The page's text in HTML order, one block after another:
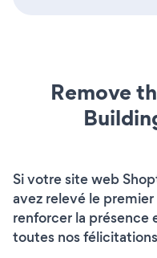
Remove
Si votre site web
avez relevé le
renforcer la présence
toutes nos